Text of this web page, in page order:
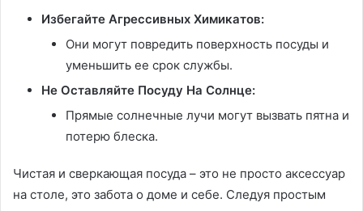
Избегайте Агрессивных Химикатов:
Они могут повредить поверхность посуды и
уменьшить ее срок службы.
Не Оставляйте Посуду На Солнце:
Прямые солнечные лучи могут вызвать пятна и
потерю блеска.
Чистая и сверкающая посуда – это не просто аксессуар
на столе, это забота о доме и себе. Следуя простым